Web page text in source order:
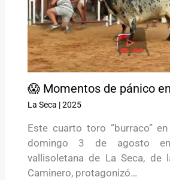
😱 Momentos de pánico
La Seca |2025
Este cuarto toro “burraco”
domingo 3 de agosto
vallisoletana de La Seca, de
Caminero, protagonizó…